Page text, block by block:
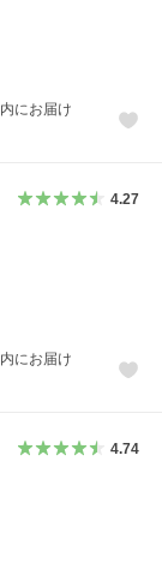
にお届け
4.27
にお届け
4.74